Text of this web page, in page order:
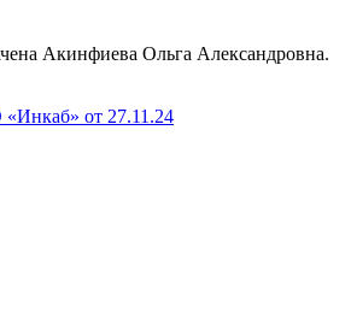
Акинфиева Ольга Александровна.
от 27.11.24